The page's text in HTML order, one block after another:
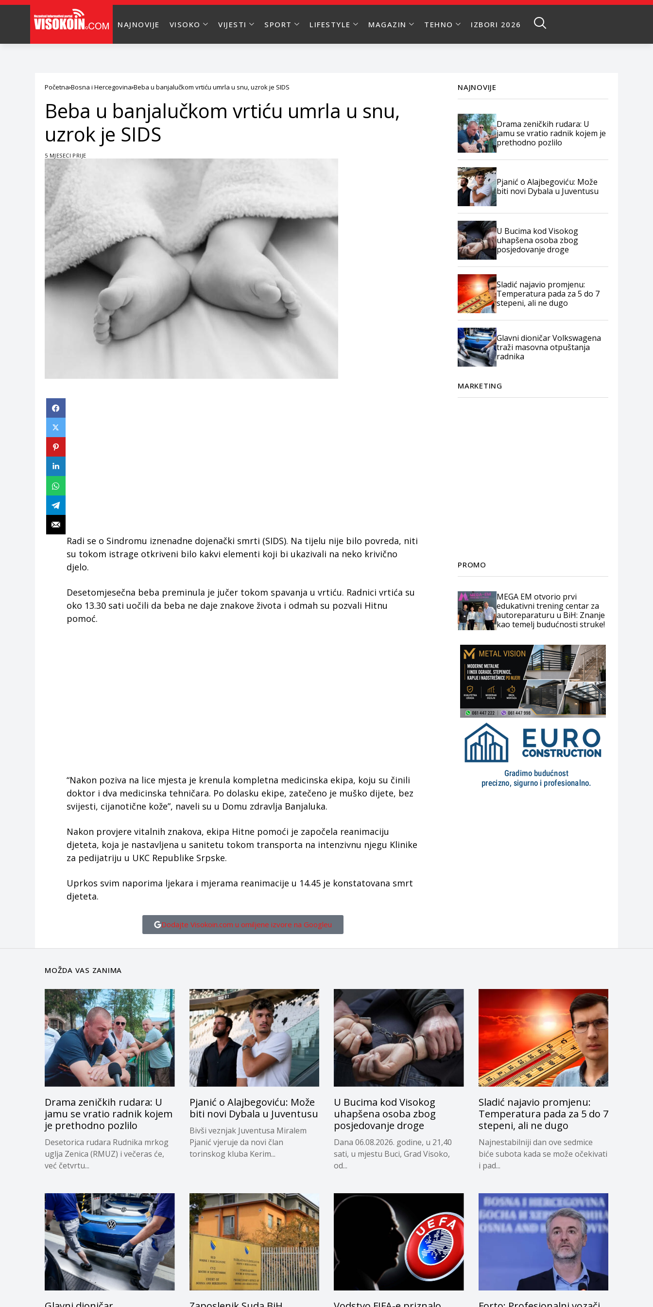
NAJNOVIJE VISOKO VIJESTI SPORT LIFESTYLE MAGAZIN TEHNO IZBORI 2026
Početna Bosna i Hercegovina Beba u banjalučkom vrtiću umrla u snu, uzrok je SIDS
Beba u banjalučkom vrtiću umrla u snu,
uzrok je SIDS
5 MJESECI PRIJE
Radi se o Sindromu iznenadne dojenački smrti (SIDS). Na tijelu nije bilo povreda, niti
su tokom istrage otkriveni bilo kakvi elementi koji bi ukazivali na neko krivično
djelo.
Desetomjesečna beba preminula je jučer tokom spavanja u vrtiću. Radnici vrtića su
oko 13.30 sati uočili da beba ne daje znakove života i odmah su pozvali Hitnu
pomoć.
“Nakon poziva na lice mjesta je krenula kompletna medicinska ekipa, koju su činili
doktor i dva medicinska tehničara. Po dolasku ekipe, zatečeno je muško dijete, bez
svijesti, cijanotične kože”, naveli su u Domu zdravlja Banjaluka.
Nakon provjere vitalnih znakova, ekipa Hitne pomoći je započela reanimaciju
djeteta, koja je nastavljena u sanitetu tokom transporta na intenzivnu njegu Klinike
za pedijatriju u UKC Republike Srpske.
Uprkos svim naporima ljekara i mjerama reanimacije u 14.45 je konstatovana smrt
djeteta.
Dodajte Visokoin.com u omiljene izvore na Googleu
NAJNOVIJE
Drama zeničkih rudara: U
jamu se vratio radnik kojem je
prethodno pozlilo
Pjanić o Alajbegoviću: Može
biti novi Dybala u Juventusu
U Bucima kod Visokog
uhapšena osoba zbog
posjedovanje droge
Sladić najavio promjenu:
Temperatura pada za 5 do 7
stepeni, ali ne dugo
Glavni dioničar Volkswagena
traži masovna otpuštanja
radnika
MARKETING
PROMO
MEGA EM otvorio prvi
edukativni trening centar za
autoreparaturu u BiH: Znanje
kao temelj budućnosti struke!
MOŽDA VAS ZANIMA
Drama zeničkih rudara: U
jamu se vratio radnik kojem
je prethodno pozlilo
Desetorica rudara Rudnika mrkog
uglja Zenica (RMUZ) i večeras će,
već četvrtu...
Pjanić o Alajbegoviću: Može
biti novi Dybala u Juventusu
Bivši veznjak Juventusa Miralem
Pjanić vjeruje da novi član
torinskog kluba Kerim...
U Bucima kod Visokog
uhapšena osoba zbog
posjedovanje droge
Dana 06.08.2026. godine, u 21,40
sati, u mjestu Buci, Grad Visoko,
od...
Sladić najavio promjenu:
Temperatura pada za 5 do 7
stepeni, ali ne dugo
Najnestabilniji dan ove sedmice
biće subota kada se može očekivati
i pad...